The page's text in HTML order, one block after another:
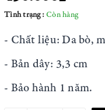
Tình trạng: Còn hàng
- Chất liệu: Da bò,
- Bản dây: 3,3 cm
- Bảo hành 1 năm.